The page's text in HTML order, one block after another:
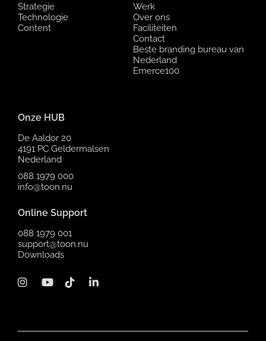
Onze HUB
De Aaldor 20
4191 PC Geldermalsen
Nederland
088 1979 000
info@toon.nu
Online Support
088 1979 001
support@toon.nu
Downloads
Strategie
Technologie
Content
Werk
Over ons
Faciliteiten
Contact
Beste branding bureau van
Nederland
Emerce100